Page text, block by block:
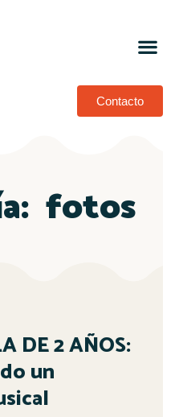
Contacto
fotos
DE 2 AÑOS:
un